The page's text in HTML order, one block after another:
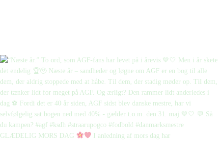
GLÆDELIG MORS DAG I anledning af mors dag har